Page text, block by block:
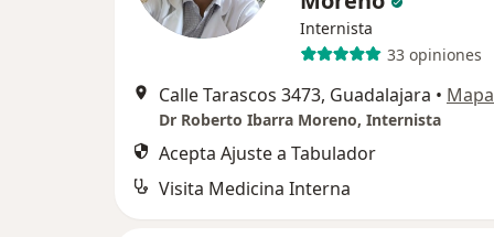
Internista
33 opiniones
Calle Tarascos 3473, Guadalajara • Mapa
Dr Roberto Ibarra Moreno, Internista
Acepta Ajuste a Tabulador
Visita Medicina Interna